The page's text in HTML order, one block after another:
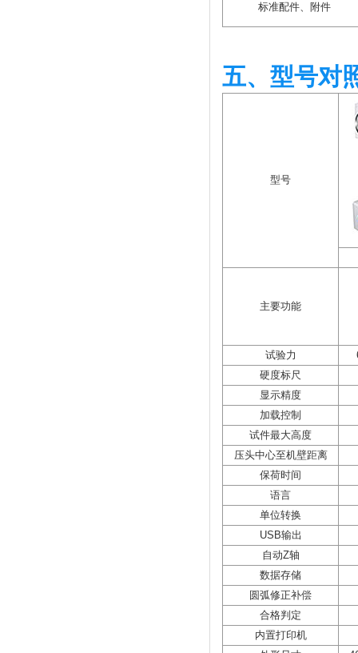
标准配件、附件
五、型号对
型号
主要功能
试验力
硬度标尺
显示精度
加载控制
试件最大高度
压头中心至机壁距离
保荷时间
语言
单位转换
USB输出
自动Z轴
数据存储
圆弧修正补偿
合格判定
内置打印机